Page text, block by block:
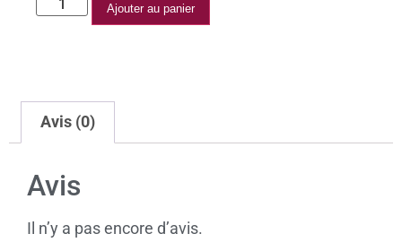
Ajouter au panier
Avis (0)
Avis
Il n’y a pas encore d’avis.